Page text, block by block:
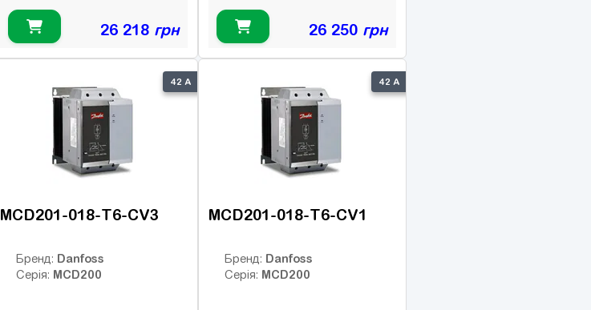
26 218 грн 26 250 грн
42 А
MCD201-018-T6-CV3
Бренд: Danfoss
Серія: MCD200
42 А
MCD201-018-T6-CV1
Бренд: Danfoss
Серія: MCD200